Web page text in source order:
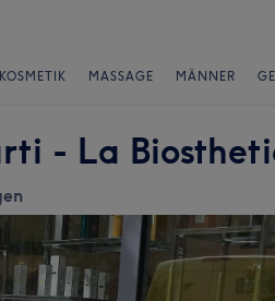
KOSMETIK MASSAGE MÄNNER
- La